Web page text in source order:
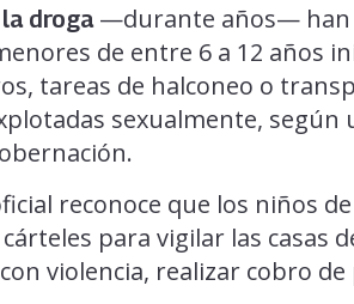
droga—durante años— han
de entre 6 a 12 años
tareas de halconeo o
sexualmente,
reconoce que los niños
para vigilar las casas
violencia, realizar cobro